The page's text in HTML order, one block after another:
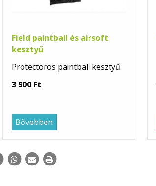
Field paintball és airsoft
kesztyű
Protectoros paintball kesztyű
3 900 Ft
Bővebben